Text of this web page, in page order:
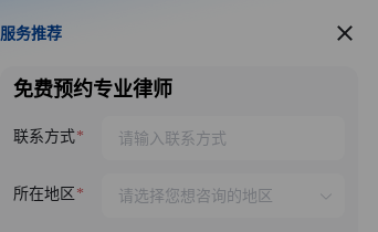
服务推荐
服务推荐
免费预约专业律师
联系方式
所在地区